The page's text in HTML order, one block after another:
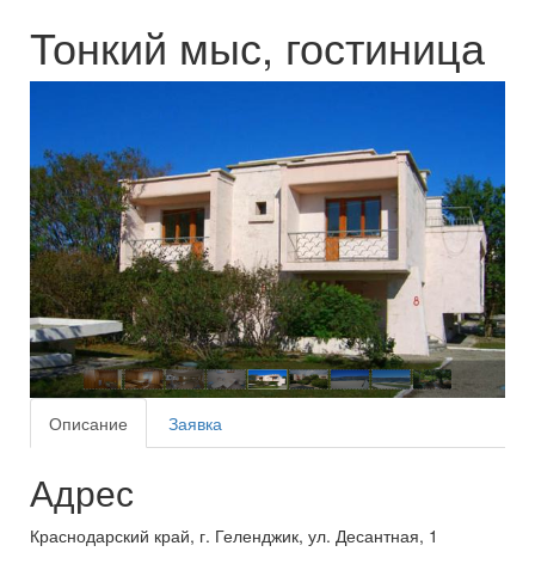
Тонкий мыс, гостиница
Описание Заявка
Адрес
Краснодарский край, г. Геленджик, ул. Десантная, 1